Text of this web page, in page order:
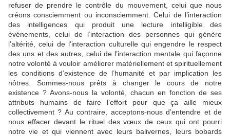
refuser de prendre le contrôle du mouvement, celui que nous
créons consciemment ou inconsciemment. Celui de l’interaction
des intelligences qui produit une lecture intelligible des
événements, celui de l’interaction des personnes qui génère
l’altérité, celui de l’interaction culturelle qui engendre le respect
des uns et des autres, celui de l’interaction mentale qui façonne
notre volonté à vouloir améliorer matériellement et spirituellement
les conditions d’existence de l’humanité et par implication les
nôtres. Sommes-nous prêts à changer le cours de notre
existence ? Avons-nous la volonté, chacun en fonction de ses
attributs humains de faire l’effort pour que ça aille mieux
collectivement ? Au contraire, acceptons-nous d’entendre et de
nous effacer devant le rituel des vœux de ceux qui ont pourri
notre vie et qui viennent avec leurs balivernes, leurs bobards